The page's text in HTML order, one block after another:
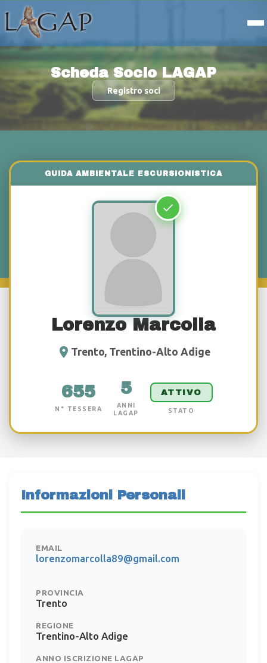
Scheda Socio LAGAP
Registro soci
Lorenzo Marcolla
Trento, Trentino-Alto Adige
655
N° TESSERA
5
ANNI
LAGAP
ATTIVO
STATO
Informazioni Personali
EMAIL
lorenzomarcolla89@gmail.com
PROVINCIA
Trento
REGIONE
Trentino-Alto Adige
ANNO ISCRIZIONE LAGAP